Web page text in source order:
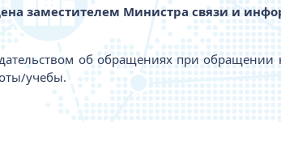
заместителем Министра связи и
об обращениях при
учебы.